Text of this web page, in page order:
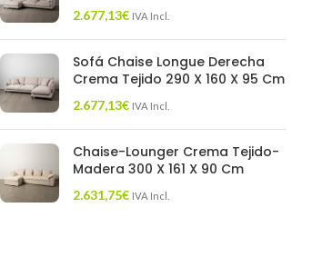
2.677,13€ IVA Incl.
Sofá Chaise Longue Derecha
Crema Tejido 290 X 160 X 95 Cm
2.677,13€ IVA Incl.
Chaise-Lounger Crema Tejido-
Madera 300 X 161 X 90 Cm
2.631,75€ IVA Incl.